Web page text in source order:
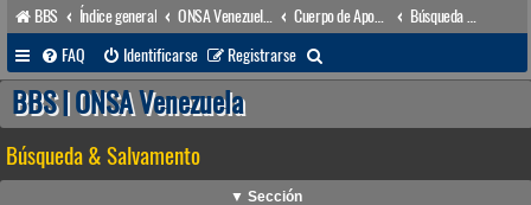
BBS Índice general
FAQ
Identificarse Registrarse
u
a
BBS | ONSA Venezuela
Búsqueda & Salvamento
▼ Sección